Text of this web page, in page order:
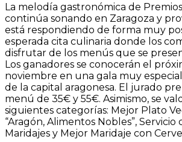
La melodía gastronómica de Premios
continúa sonando en Zaragoza y
está respondiendo de forma muy
esperada cita culinaria donde los
disfrutar de los menús que se
Los ganadores se conocerán el
noviembre en una gala muy
de la capital aragonesa. El jurado
menú de 35€ y 55€. Asimismo, se
siguientes categorías: Mejor Plato
“Aragón, Alimentos Nobles”, Servicio
Maridajes y Mejor Maridaje con